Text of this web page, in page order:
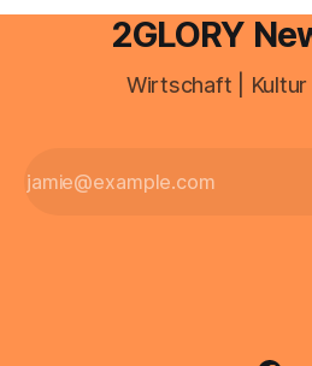
2GLORY
Wirtschaft |